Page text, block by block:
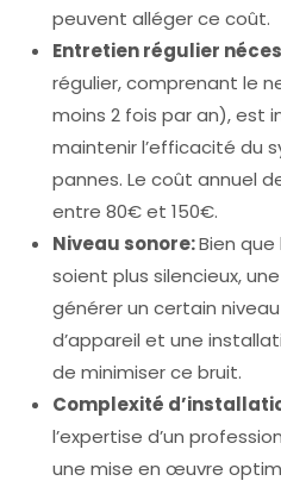
peuvent alléger ce coût.
Entretien régulier
régulier, comprenant le
moins 2 fois par an), est
maintenir l’efficacité du
pannes. Le coût annuel
entre 80€ et 150€.
Niveau sonore:Bien
soient plus silencieux,
générer un certain
d’appareil et une
de minimiser ce bruit.
Complexité
l’expertise d’un
une mise en œuvre